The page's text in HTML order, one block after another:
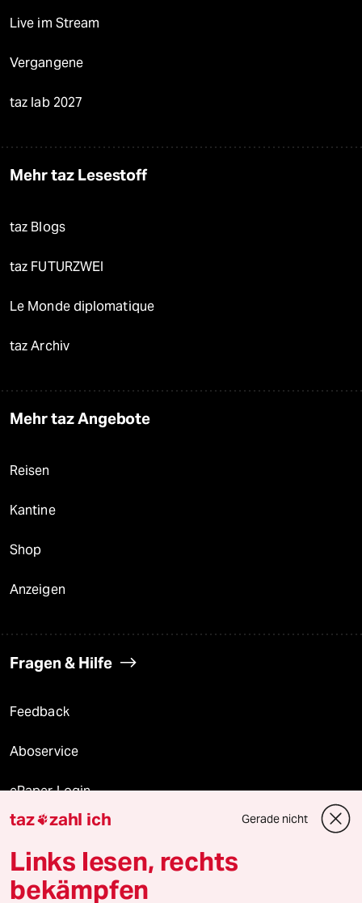
Live im Stream
Vergangene
taz lab 2027
Mehr taz Lesestoff
taz Blogs
taz FUTURZWEI
Le Monde diplomatique
taz Archiv
Mehr taz Angebote
Reisen
Kantine
Shop
Anzeigen
Fragen & Hilfe
Feedback
Aboservice
ePaper Login
Downloads für Abonnierende
taz zahl ich Gerade nicht
Links lesen, rechts
bekämpfen